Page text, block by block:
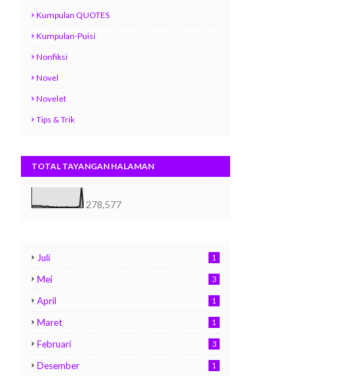
Kumpulan QUOTES
Kumpulan-Puisi
Nonfiksi
Novel
Novelet
Tips & Trik
TOTAL TAYANGAN HALAMAN
278,577
Juli 1
Mei 3
April 1
Maret 1
Februari 3
Desember 1